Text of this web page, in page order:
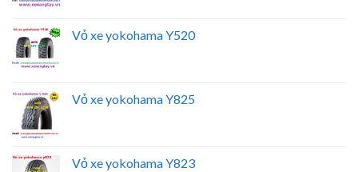
Vỏ xe yokohama Y520
Vỏ xe yokohama Y825
Vỏ xe yokohama Y823